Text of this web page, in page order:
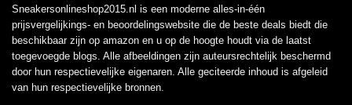
Sneakersonlineshop2015.nl is een moderne alles-in-één
prijsvergelijkings- en beoordelingswebsite die de beste deals biedt die
beschikbaar zijn op amazon en u op de hoogte houdt via de laatst
toegevoegde blogs. Alle afbeeldingen zijn auteursrechtelijk beschermd
door hun respectievelijke eigenaren. Alle geciteerde inhoud is afgeleid
van hun respectievelijke bronnen.